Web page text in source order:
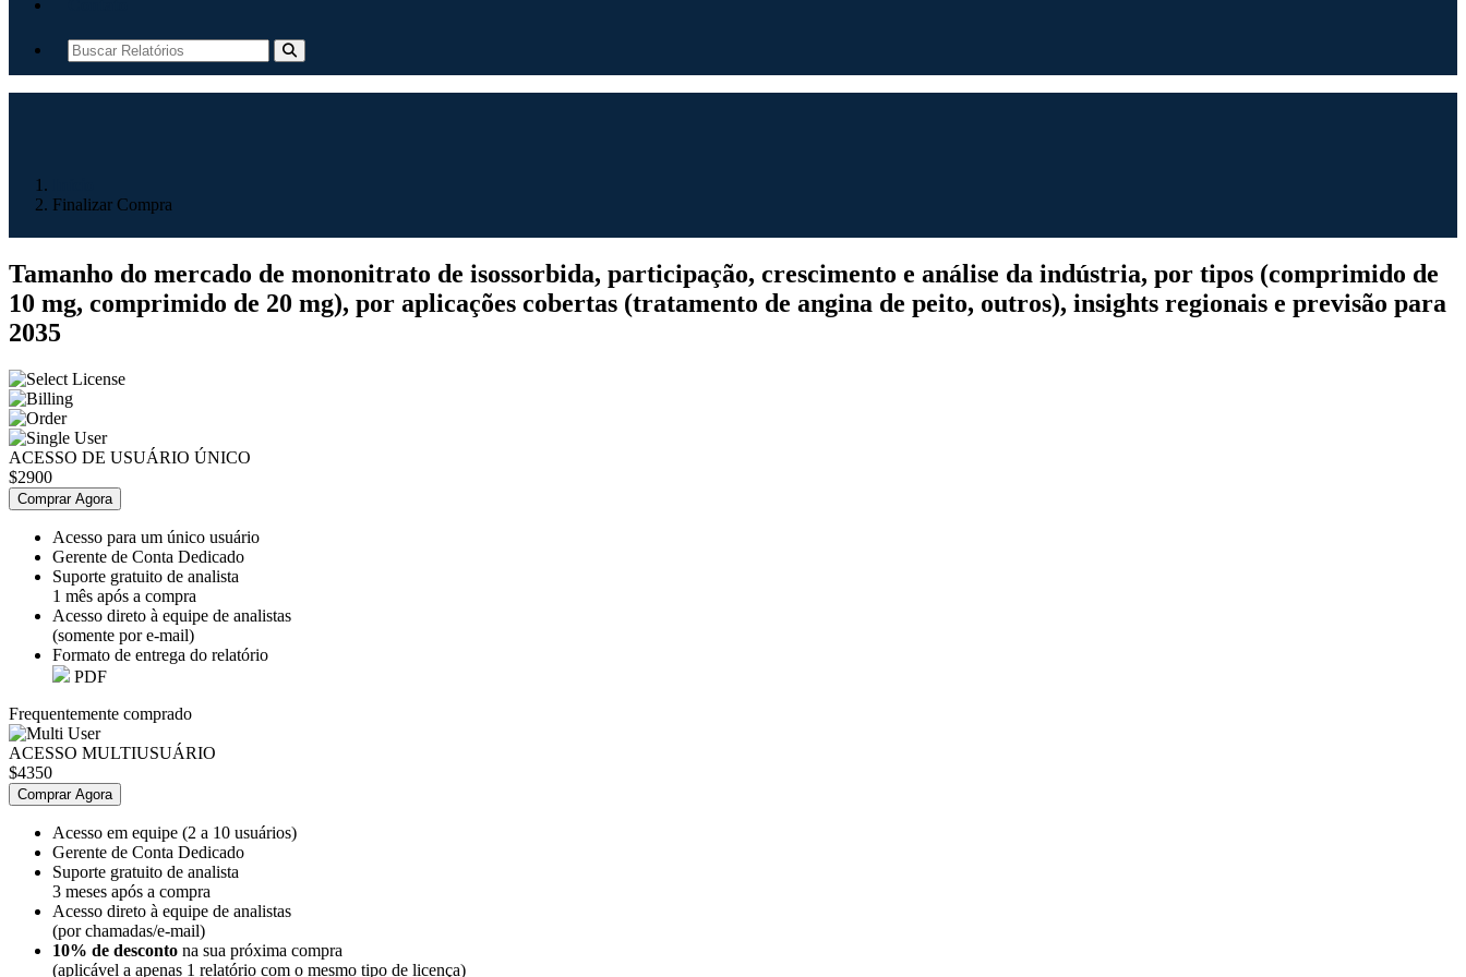
Finalizar Compra
Tamanho do mercado de mononitrato de isossorbida, participação, crescimento e análise da indústria, por tipos (comprimido de
10 mg, comprimido de 20 mg), por aplicações cobertas (tratamento de angina de peito, outros), insights regionais e previsão para
2035
ACESSO DE USUÁRIO ÚNICO
$2900
Comprar Agora
Acesso para um único usuário
Gerente de Conta Dedicado
Suporte gratuito de analista
1 mês após a compra
Acesso direto à equipe de analistas
(somente por e-mail)
Formato de entrega do relatório
PDF
Frequentemente comprado
ACESSO MULTIUSUÁRIO
$4350
Comprar Agora
Acesso em equipe (2 a 10 usuários)
Gerente de Conta Dedicado
Suporte gratuito de analista
3 meses após a compra
Acesso direto à equipe de analistas
(por chamadas/e-mail)
10% de desconto na sua próxima compra
(aplicável a apenas 1 relatório com o mesmo tipo de licença)